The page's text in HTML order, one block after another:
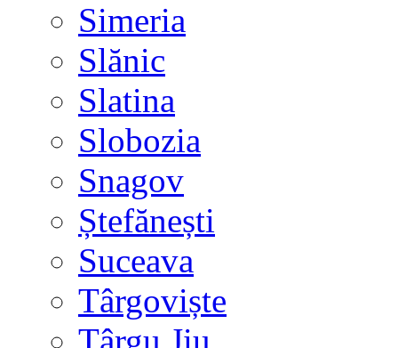
Simeria
Slănic
Slatina
Slobozia
Snagov
Ștefănești
Suceava
Târgoviște